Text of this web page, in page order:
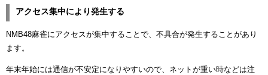
アクセス集中により発生する
NMB48麻雀にアクセスが集中することで、不具合が発生することがあり
ます。
年末年始には通信が不安定になりやすいので、ネットが重い時などは注